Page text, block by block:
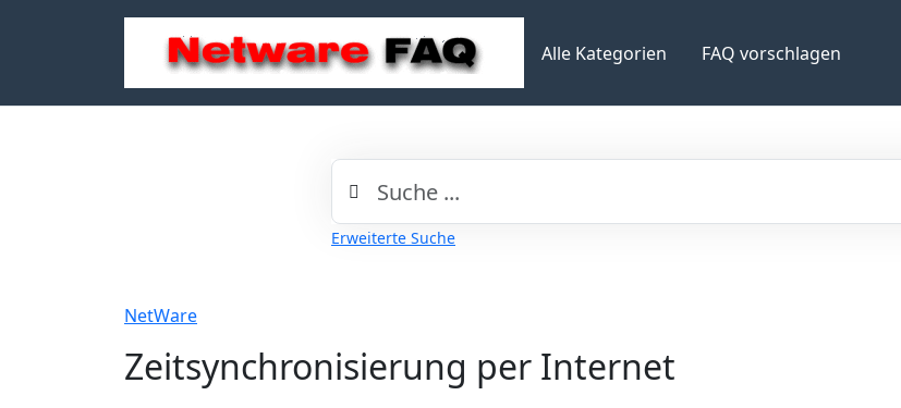
Alle Kategorien FAQ vorschlagen
Erweiterte Suche
NetWare
Zeitsynchronisierung per Internet